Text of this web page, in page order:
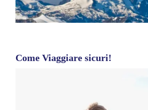
Come Viaggiare sicuri!